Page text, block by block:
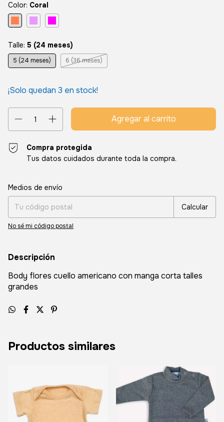
Color: Coral
Talle: 5 (24 meses)
5 (24 meses) 6 (36 meses)
¡Solo quedan 3 en stock!
Compra protegida
Tus datos cuidados durante toda la compra.
Entregas para el CP:
Medios de envío
Calcular
No sé mi código postal
Descripción
Body flores cuello americano con manga corta talles
grandes
Productos similares